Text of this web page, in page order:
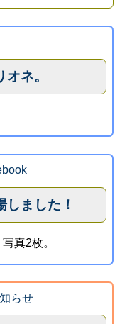
ネ。
しました！
真2枚。
らせ